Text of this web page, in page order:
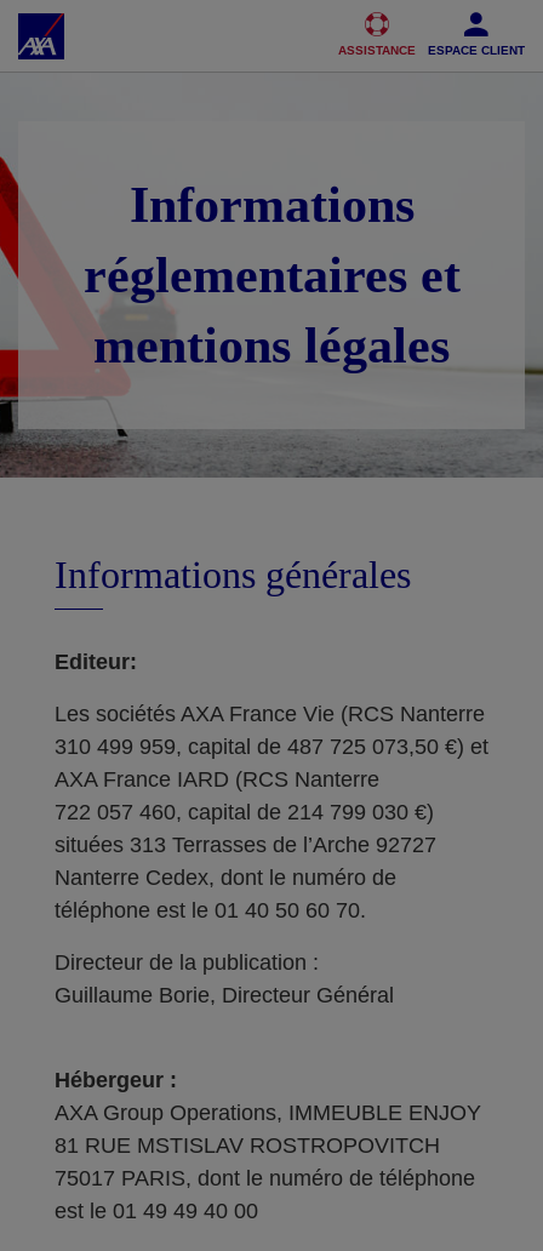
Accéder au Contenu Accéder au Pied de page
ASSISTANCE ESPACE CLIENT
Informations
réglementaires et
mentions légales
Informations générales
Editeur:
Les sociétés AXA France Vie (RCS Nanterre
310 499 959, capital de 487 725 073,50 €) et
AXA France IARD (RCS Nanterre
722 057 460, capital de 214 799 030 €)
situées 313 Terrasses de l’Arche 92727
Nanterre Cedex, dont le numéro de
téléphone est le 01 40 50 60 70.
Directeur de la publication :
Guillaume Borie, Directeur Général
Hébergeur :
AXA Group Operations, IMMEUBLE ENJOY
81 RUE MSTISLAV ROSTROPOVITCH
75017 PARIS, dont le numéro de téléphone
est le 01 49 49 40 00